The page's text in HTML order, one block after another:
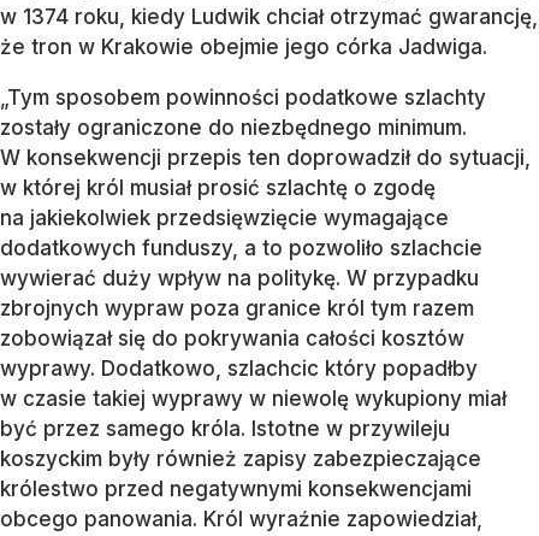
w 1374 roku, kiedy Ludwik chciał otrzymać gwarancję,
że tron w Krakowie obejmie jego córka Jadwiga.
„Tym sposobem powinności podatkowe szlachty
zostały ograniczone do niezbędnego minimum.
W konsekwencji przepis ten doprowadził do sytuacji,
w której król musiał prosić szlachtę o zgodę
na jakiekolwiek przedsięwzięcie wymagające
dodatkowych funduszy, a to pozwoliło szlachcie
wywierać duży wpływ na politykę. W przypadku
zbrojnych wypraw poza granice król tym razem
zobowiązał się do pokrywania całości kosztów
wyprawy. Dodatkowo, szlachcic który popadłby
w czasie takiej wyprawy w niewolę wykupiony miał
być przez samego króla. Istotne w przywileju
koszyckim były również zapisy zabezpieczające
królestwo przed negatywnymi konsekwencjami
obcego panowania. Król wyraźnie zapowiedział,